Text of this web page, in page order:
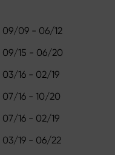
09/09 - 06/12
09/15 - 06/20
03/16 - 02/19
07/16 - 10/20
07/16 - 02/19
03/19 - 06/22